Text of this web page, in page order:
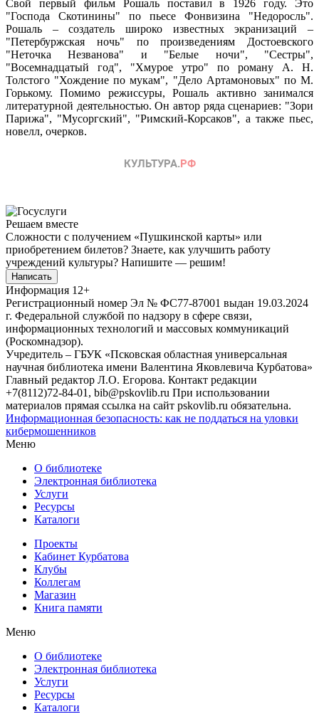
Свой первый фильм Рошаль поставил в 1926 году. Это
"Господа Скотинины" по пьесе Фонвизина "Недоросль".
Рошаль – создатель широко известных экранизаций –
"Петербуржская ночь" по произведениям Достоевского
"Неточка Незванова" и "Белые ночи", "Сестры",
"Восемнадцатый год", "Хмурое утро" по роману А. Н.
Толстого "Хождение по мукам", "Дело Артамоновых" по М.
Горькому. Помимо режиссуры, Рошаль активно занимался
литературной деятельностью. Он автор ряда сценариев: "Зори
Парижа", "Мусоргский", "Римский-Корсаков", а также пьес,
новелл, очерков.
Решаем вместе
Сложности с получением «Пушкинской карты» или
приобретением билетов? Знаете, как улучшить работу
учреждений культуры? Напишите — решим!
Написать
Информация 12+
Регистрационный номер Эл № ФС77-87001 выдан 19.03.2024
г. Федеральной службой по надзору в сфере связи,
информационных технологий и массовых коммуникаций
(Роскомнадзор).
Учредитель – ГБУК «Псковская областная универсальная
научная библиотека имени Валентина Яковлевича Курбатова»
Главный редактор Л.О. Егорова. Контакт редакции
+7(8112)72-84-01, bib@pskovlib.ru При использовании
материалов прямая ссылка на сайт pskovlib.ru обязательна.
Информационная безопасность: как не поддаться на уловки
кибермошенников
Меню
О библиотеке
Электронная библиотека
Услуги
Ресурсы
Каталоги
Проекты
Кабинет Курбатова
Клубы
Коллегам
Магазин
Книга памяти
Меню
О библиотеке
Электронная библиотека
Услуги
Ресурсы
Каталоги